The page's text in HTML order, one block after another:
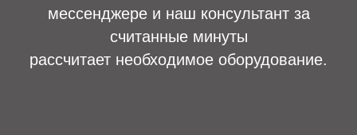
мессенджере и наш консультант за
считанные минуты
рассчитает необходимое оборудование.